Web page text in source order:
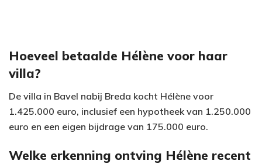
Hoeveel betaalde Hélène voor haar
villa?
De villa in Bavel nabij Breda kocht Hélène voor
1.425.000 euro, inclusief een hypotheek van 1.250.000
euro en een eigen bijdrage van 175.000 euro.
Welke erkenning ontving Hélène recent